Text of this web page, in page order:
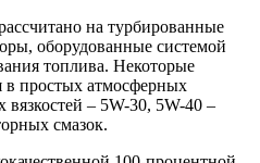
на турбированные
оборудованные системой
топлива. Некоторые
в простых атмосферных
– 5W-30, 5W-40 –
смазок.